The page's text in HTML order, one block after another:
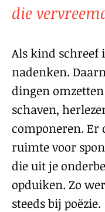
die
Als kind schreef
nadenken.
dingen
schaven,
componeren. Er
ruimte voor
die uit je
opduiken. Zo
steeds bij poëzie.